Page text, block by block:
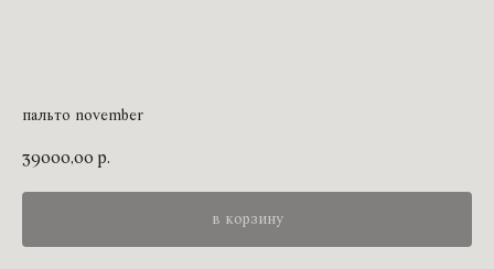
пальто november
39000,00 р.
в корзину